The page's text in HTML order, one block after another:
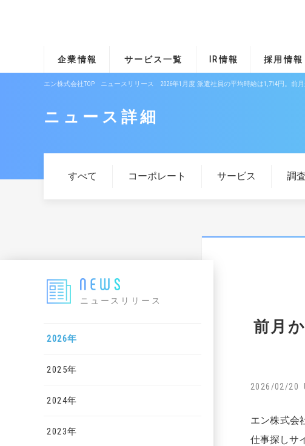
企業情報 サービス一覧 IR情報 採用情報
エン株式会社TOP ニュースリリース 2026年1月度 派遣社員の平均時給は1,714円。前
ニュース詳細
すべて コーポレート サービス 調
ニュースリリース
2026年
2025年
2024年
2023年
前月
2026/02/20
エン株式会
仕事探しサ